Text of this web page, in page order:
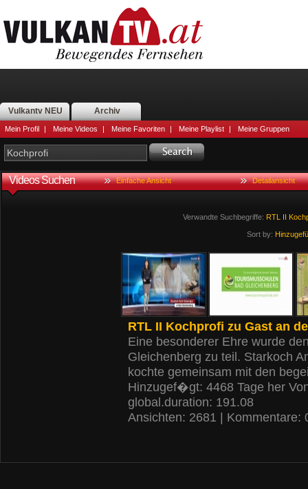
Vulkantv NEU Archiv
Mein Profil | Meine Videos | Meine Favoriten | Meine Playlist | Meine Gruppen
Videos Suchen Einfache Ansicht Detailansicht
Verwandte Suchbegriffe: RTL II
Sort by:
RTL II Kochprofi zu Gast an
Eine besonderer Ehre wurde
Gleichenberg zu teil. Starkoch
kochte gemeinsam mit den
Hinzugef�gt: 4468 Tage her
global.duration: 191.08
Ansichten: 2681 | Kommentare: